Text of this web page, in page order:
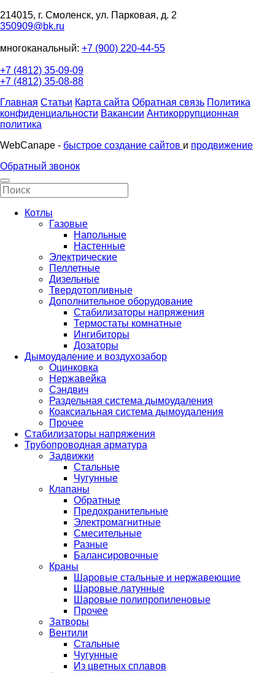
214015, г. Смоленск, ул. Парковая, д. 2
350909@bk.ru
многоканальный: +7 (900) 220-44-55
+7 (4812) 35-09-09
+7 (4812) 35-08-88
Главная Статьи Карта сайта Обратная связь Политика
конфиденциальности Вакансии Антикоррупционная
политика
WebCanape - быстрое создание сайтов и продвижение
Обратный звонок
Котлы
Газовые
Напольные
Настенные
Электрические
Пеллетные
Дизельные
Твердотопливные
Дополнительное оборудование
Стабилизаторы напряжения
Термостаты комнатные
Ингибиторы
Дозаторы
Дымоудаление и воздухозабор
Оцинковка
Нержавейка
Сэндвич
Раздельная система дымоудаления
Коаксиальная система дымоудаления
Прочее
Стабилизаторы напряжения
Трубопроводная арматура
Задвижки
Стальные
Чугунные
Клапаны
Обратные
Предохранительные
Электромагнитные
Смесительные
Разные
Балансировочные
Краны
Шаровые стальные и нержавеющие
Шаровые латунные
Шаровые полипропиленовые
Прочее
Затворы
Вентили
Стальные
Чугунные
Из цветных сплавов